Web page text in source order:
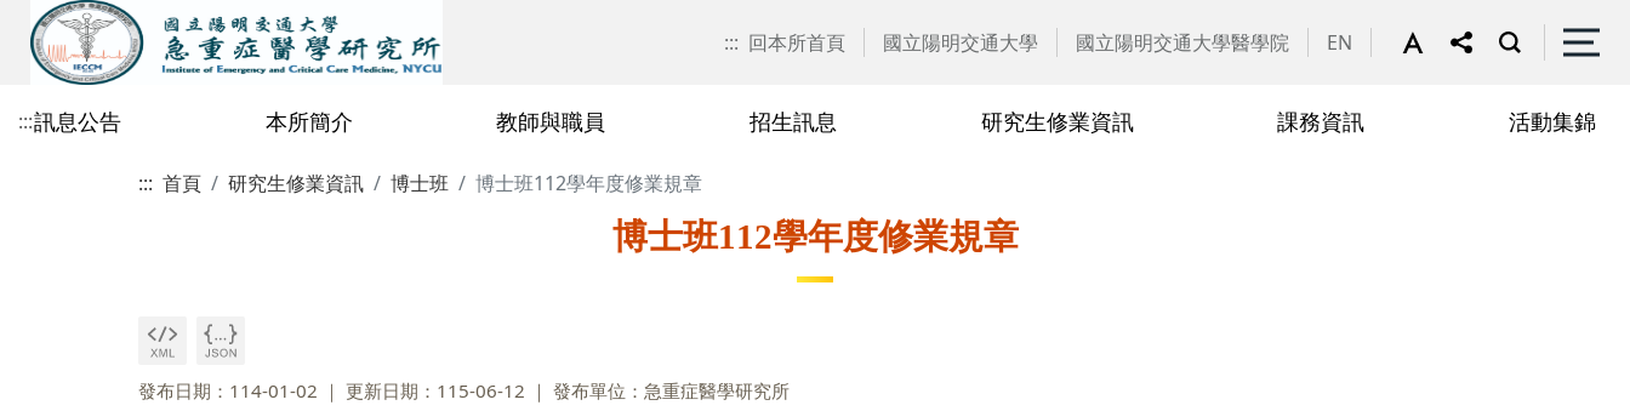
::: 回本所首頁 國立陽明交通大學 國立陽明交通大學醫學院 EN
:::訊息公告
急重症所行事曆
本所簡介
教育目標與辦學特色 歷任所長
教師與職員
校內合聘教師 校外(臨床)合聘教師
招生訊息
115學年度招生公告
研究生修業資訊
碩士班 博士班
要點
課務資訊
課程地圖 課程異動彙整
活動集錦
2025 2024
::: 首頁 研究生修業資訊 博士班 博士班112學年度修業規章
博士班112學年度修業規章
發布日期：114-01-02 更新日期：115-06-12 發布單位：急重症醫學研究所